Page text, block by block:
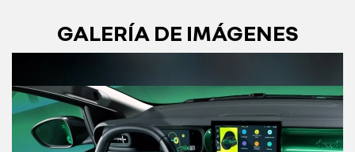
GALERÍA DE IMÁGENES